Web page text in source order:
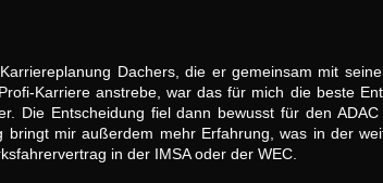
Dachers, die er gemeinsam mit
Karriere anstrebe, war das für mich die beste
Die Entscheidung fiel dann bewusst für den
mir außerdem mehr Erfahrung, was in der
in der IMSA oder der WEC.